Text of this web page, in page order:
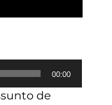
00:00
de